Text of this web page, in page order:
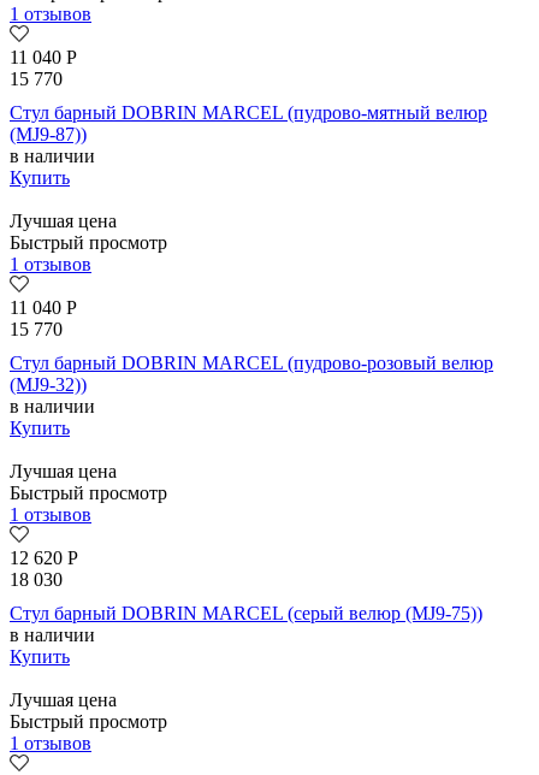
1 отзывов
11 040 Р
15 770
Стул барный DOBRIN MARCEL (пудрово-мятный велюр
(MJ9-87))
в наличии
Купить
Лучшая цена
Быстрый просмотр
1 отзывов
11 040 Р
15 770
Стул барный DOBRIN MARCEL (пудрово-розовый велюр
(MJ9-32))
в наличии
Купить
Лучшая цена
Быстрый просмотр
1 отзывов
12 620 Р
18 030
Стул барный DOBRIN MARCEL (серый велюр (MJ9-75))
в наличии
Купить
Лучшая цена
Быстрый просмотр
1 отзывов